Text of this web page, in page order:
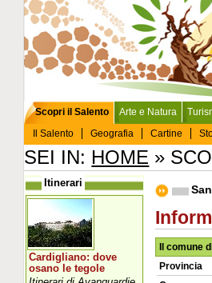
Scopri il Salento
Il Salento
Geografia Cartine
Arte e Natura
SEI IN: HOME »
Il comune
Provincia
Itinerari
Cardigliano: dove
osano le tegole